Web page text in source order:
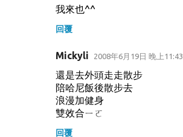
我來也^^
回覆
Mickyli 2008年6月19日 晚上11:43
還是去外頭走走散步
陪哈尼飯後散步去
浪漫加健身
雙效合ㄧㄛ
回覆